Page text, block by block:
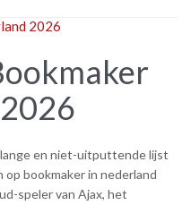
2026
en niet-uitputtende lijst
bookmaker in nederland
speler van Ajax, het